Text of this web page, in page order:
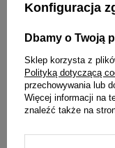
OPIS
ModelSanta
Fason
Taliowany krój z
Na froncie
Przy szyi
Konfiguracja
Dbamy o Twoją
Sklep korzysta z
Polityką dotyczącą
przechowywania lub
Więcej informacji na
znaleźć także na